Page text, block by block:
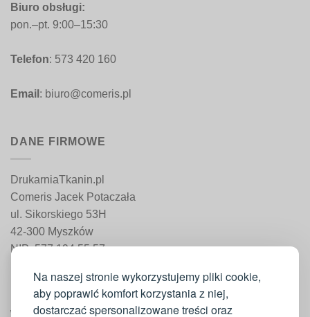
Na naszej stronie wykorzystujemy pliki cookie,
aby poprawić komfort korzystania z niej,
dostarczać spersonalizowane treści oraz
Biuro obsługi:
pon.–pt. 9:00–15:30
Telefon: 573 420 160
Email : biuro@comeris.pl
DANE FIRMOWE
DrukarniaTkanin.pl
Comeris Jacek Potaczała
ul. Sikorskiego 53H
42-300 Myszków
NIP: 577 194 55 57
WAŻNE INFORMACJE